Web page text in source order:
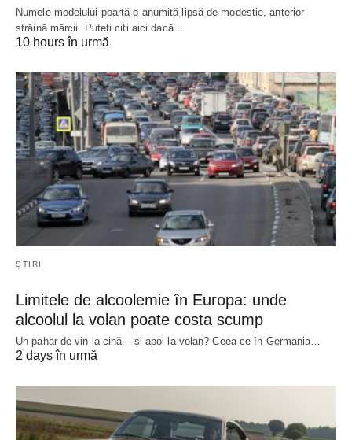
Numele modelului poartă o anumită lipsă de modestie, anterior
străină mărcii. Puteți citi aici dacă…
10 hours în urmă
ȘTIRI
Limitele de alcoolemie în Europa: unde
alcoolul la volan poate costa scump
Un pahar de vin la cină – și apoi la volan? Ceea ce în Germania…
2 days în urmă